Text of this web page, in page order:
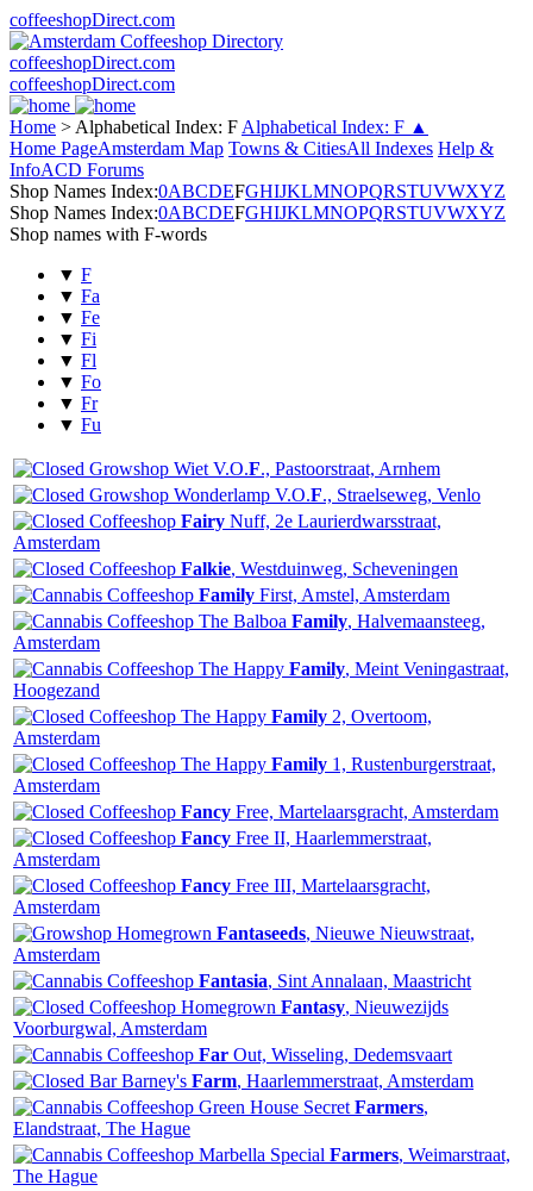
coffeeshopDirect.com
coffeeshopDirect.com
coffeeshopDirect.com
Home > Alphabetical Index: F Alphabetical Index: F ▲
Home PageAmsterdam Map Towns & CitiesAll Indexes Help &
InfoACD Forums
Shop Names Index:0ABCDEFGHIJKLMNOPQRSTUVWXYZ
Shop Names Index:0ABCDEFGHIJKLMNOPQRSTUVWXYZ
Shop names with F-words
▼ F
▼ Fa
▼ Fe
▼ Fi
▼ Fl
▼ Fo
▼ Fr
▼ Fu
Wiet V.O.F., Pastoorstraat, Arnhem
Wonderlamp V.O.F., Straelseweg, Venlo
Fairy Nuff, 2e Laurierdwarsstraat,
Amsterdam
Falkie, Westduinweg, Scheveningen
Family First, Amstel, Amsterdam
The Balboa Family, Halvemaansteeg,
Amsterdam
The Happy Family, Meint Veningastraat,
Hoogezand
The Happy Family 2, Overtoom,
Amsterdam
The Happy Family 1, Rustenburgerstraat,
Amsterdam
Fancy Free, Martelaarsgracht, Amsterdam
Fancy Free II, Haarlemmerstraat,
Amsterdam
Fancy Free III, Martelaarsgracht,
Amsterdam
Homegrown Fantaseeds, Nieuwe Nieuwstraat,
Amsterdam
Fantasia, Sint Annalaan, Maastricht
Homegrown Fantasy, Nieuwezijds
Voorburgwal, Amsterdam
Far Out, Wisseling, Dedemsvaart
Barney's Farm, Haarlemmerstraat, Amsterdam
Green House Secret Farmers,
Elandstraat, The Hague
Marbella Special Farmers, Weimarstraat,
The Hague